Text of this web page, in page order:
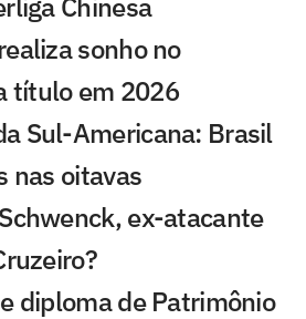
Chinesa
sonho no
título em 2026
Sul-Americana: Brasil
nas oitavas
ex-atacante
diploma de Patrimônio